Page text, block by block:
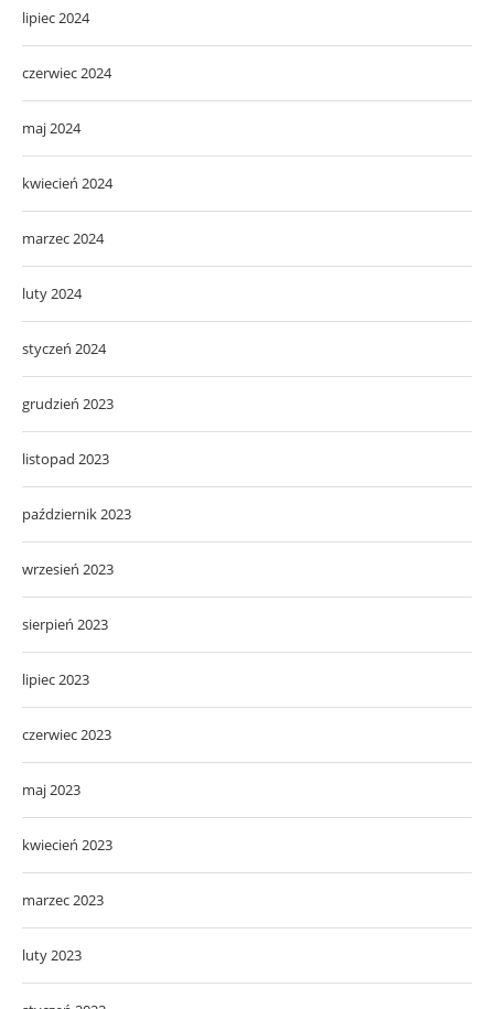
lipiec 2024
czerwiec 2024
maj 2024
kwiecień 2024
marzec 2024
luty 2024
styczeń 2024
grudzień 2023
listopad 2023
październik 2023
wrzesień 2023
sierpień 2023
lipiec 2023
czerwiec 2023
maj 2023
kwiecień 2023
marzec 2023
luty 2023